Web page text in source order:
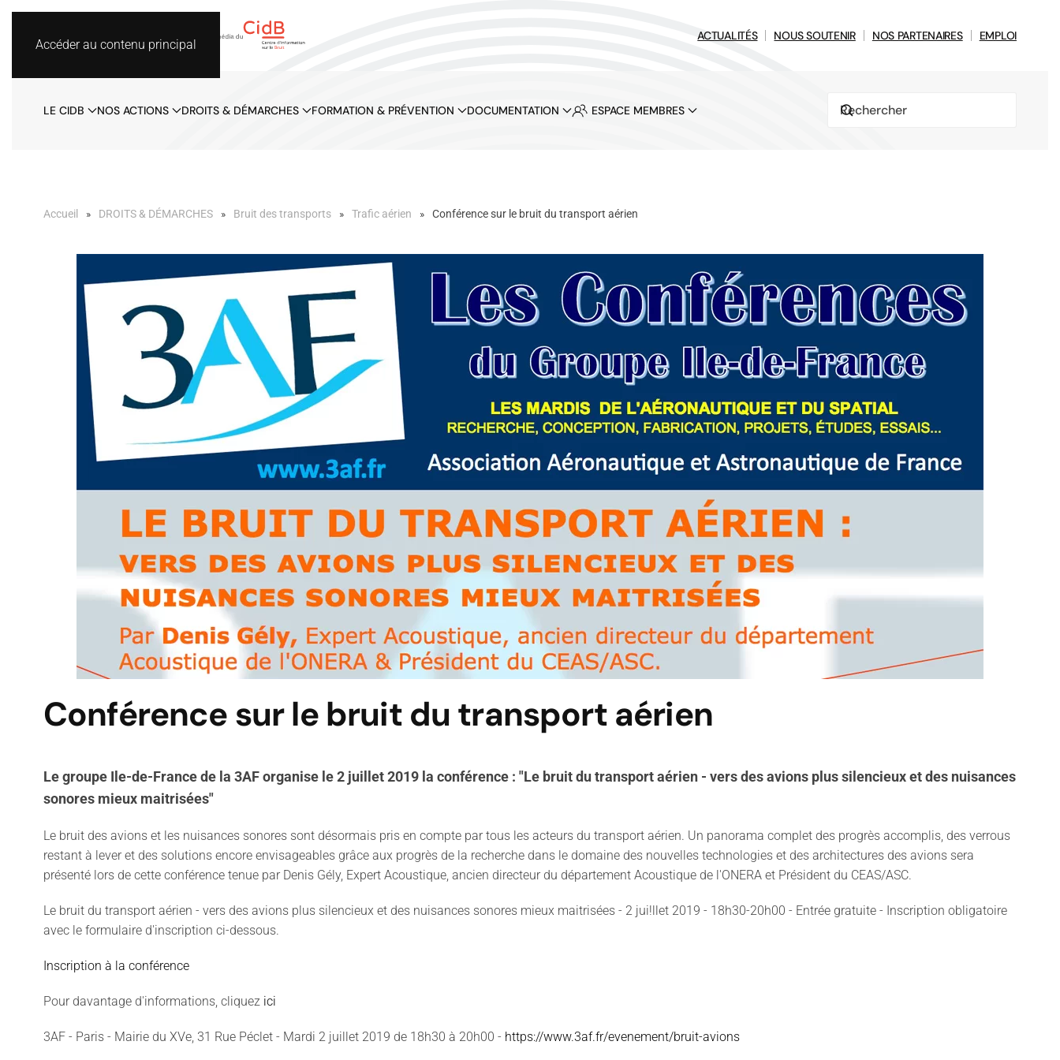
Accéder au contenu principal
ACTUALITÉS NOUS SOUTENIR NOS PARTENAIRES EMPLOI
LE CIDB NOS ACTIONS DROITS & DÉMARCHES FORMATION & PRÉVENTION DOCUMENTATION ESPACE MEMBRES
Accueil DROITS & DÉMARCHES Bruit des transports Trafic aérien Conférence sur le bruit du transport aérien
Conférence sur le bruit du transport aérien
Le groupe Ile-de-France de la 3AF organise le 2 juillet 2019 la conférence : "Le bruit du transport aérien - vers des avions plus silencieux et des nuisances
sonores mieux maitrisées"
Le bruit des avions et les nuisances sonores sont désormais pris en compte par tous les acteurs du transport aérien. Un panorama complet des progrès accomplis, des verrous
restant à lever et des solutions encore envisageables grâce aux progrès de la recherche dans le domaine des nouvelles technologies et des architectures des avions sera
présenté lors de cette conférence tenue par Denis Gély, Expert Acoustique, ancien directeur du département Acoustique de l'ONERA et Président du CEAS/ASC.
Le bruit du transport aérien - vers des avions plus silencieux et des nuisances sonores mieux maitrisées - 2 jui!llet 2019 - 18h30-20h00 - Entrée gratuite - Inscription obligatoire
avec le formulaire d'inscription ci-dessous.
Inscription à la conférence
Pour davantage d'informations, cliquez ici
3AF - Paris - Mairie du XVe, 31 Rue Péclet - Mardi 2 juillet 2019 de 18h30 à 20h00 - https://www.3af.fr/evenement/bruit-avions